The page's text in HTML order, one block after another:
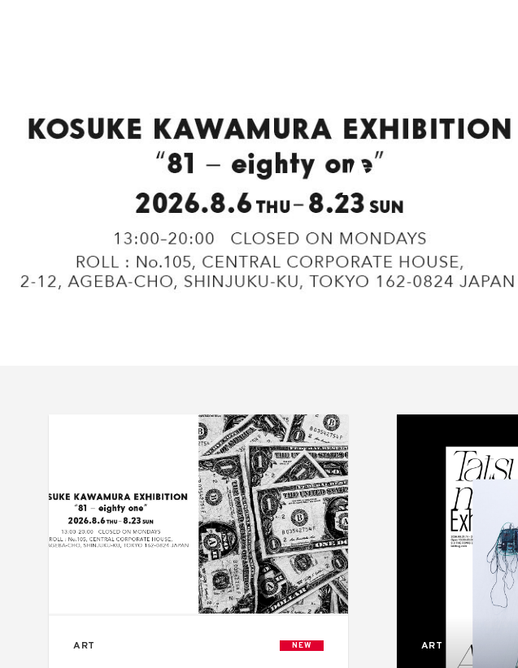
ARCHIVE
ART NEW ART